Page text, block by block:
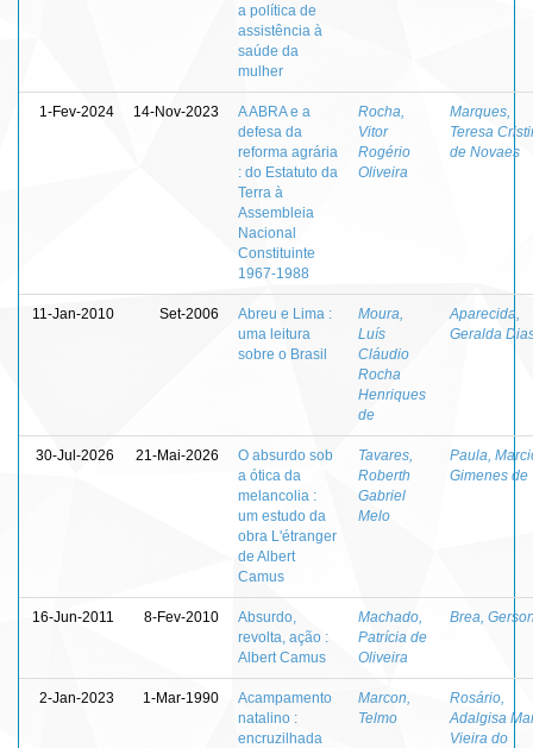
a política de
assistência à
saúde da
mulher
1-Fev-2024 14-Nov-2023
A ABRA e a
defesa da
reforma agrária
: do Estatuto da
Terra à
Assembleia
Nacional
Constituinte
1967-1988
Rocha,
Vitor
Rogério
Oliveira
Marques,
Teresa
de Novaes
11-Jan-2010 Set-2006
Abreu e Lima :
uma leitura
sobre o Brasil
Moura,
Luís
Cláudio
Rocha
Henriques
de
Aparecida,
Geralda
30-Jul-2026 21-Mai-2026
O absurdo sob
a ótica da
melancolia :
um estudo da
obra L'étranger
de Albert
Camus
Tavares,
Roberth
Gabriel
Melo
Paula,
Gimenes de
16-Jun-2011 8-Fev-2010
Absurdo,
revolta, ação :
Albert Camus
Machado,
Patrícia de
Oliveira
Brea,
2-Jan-2023 1-Mar-1990
Acampamento
natalino :
encruzilhada
Marcon,
Telmo
Rosário,
Adalgisa
Vieira do